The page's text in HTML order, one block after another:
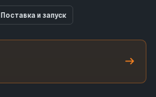
Поставка и запуск